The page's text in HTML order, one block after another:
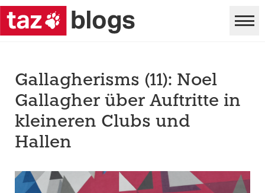
Gallagherisms (11): Noel
Gallagher über Auftritte in
kleineren Clubs und
Hallen